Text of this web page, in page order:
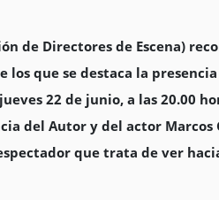
de Directores de Escena)
que se destaca la
22 de junio, a las 20.00
del Autor y del actor
que trata de ver